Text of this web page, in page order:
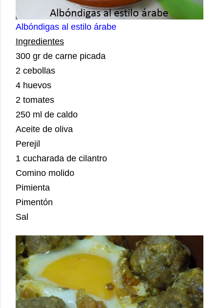
Albóndigas al estilo árabe
Ingredientes
300 gr de carne picada
2 cebollas
4 huevos
2 tomates
250 ml de caldo
Aceite de oliva
Perejil
1 cucharada de cilantro
Comino molido
Pimienta
Pimentón
Sal